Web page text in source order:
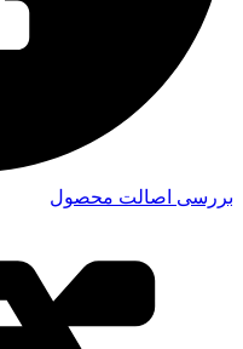
بررسی اصالت محصول